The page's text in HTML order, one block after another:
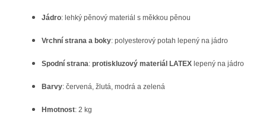
Jádro: lehký pěnový materiál s měkkou pěnou
Vrchní strana a boky: polyesterový potah lepený na jádro
Spodní strana: protiskluzový materiál LATEX lepený na jádro
Barvy: červená, žlutá, modrá a zelená
Hmotnost: 2 kg